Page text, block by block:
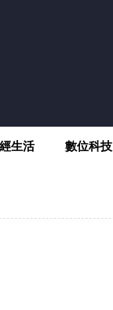
生活 數位科技